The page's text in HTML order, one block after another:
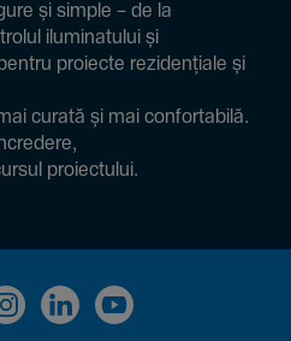
și simple – de la
ilumi­na­tului și
proiecte rezi­den­țiale și
curată și mai confor­ta­bilă.
proiec­tului.